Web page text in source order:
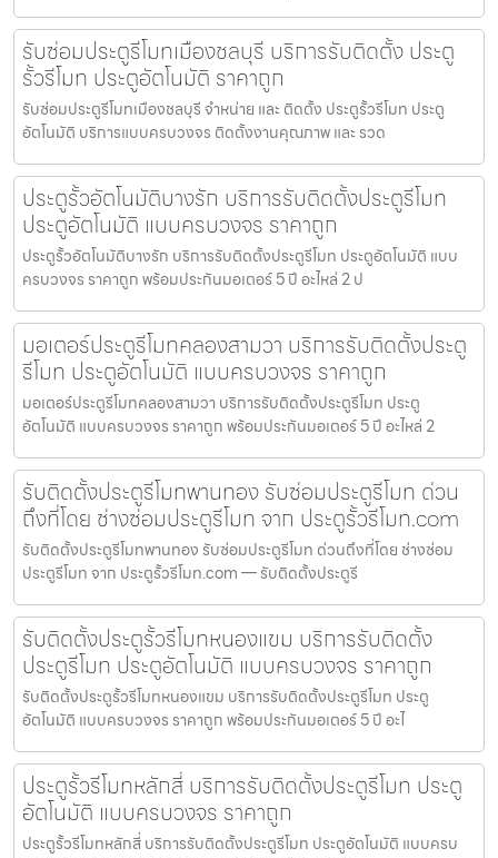
รับซ่อมประตูรีโมทเมืองชลบุรี บริการรับติดตั้ง ประตู
รั้วรีโมท ประตูอัตโนมัติ ราคาถูก
รับซ่อมประตูรีโมทเมืองชลบุรี จำหน่าย และ ติดตั้ง ประตูรั้วรีโมท ประตู
อัตโนมัติ บริการแบบครบวงจร ติดตั้งงานคุณภาพ และ รวด
ประตูรั้วอัตโนมัติบางรัก บริการรับติดตั้งประตูรีโมท
ประตูอัตโนมัติ แบบครบวงจร ราคาถูก
ประตูรั้วอัตโนมัติบางรัก บริการรับติดตั้งประตูรีโมท ประตูอัตโนมัติ แบบ
ครบวงจร ราคาถูก พร้อมประกันมอเตอร์ 5 ปี อะไหล่ 2 ป
มอเตอร์ประตูรีโมทคลองสามวา บริการรับติดตั้งประตู
รีโมท ประตูอัตโนมัติ แบบครบวงจร ราคาถูก
มอเตอร์ประตูรีโมทคลองสามวา บริการรับติดตั้งประตูรีโมท ประตู
อัตโนมัติ แบบครบวงจร ราคาถูก พร้อมประกันมอเตอร์ 5 ปี อะไหล่ 2
รับติดตั้งประตูรีโมทพานทอง รับซ่อมประตูรีโมท ด่วน
ถึงที่โดย ช่างซ่อมประตูรีโมท จาก ประตูรั้วรีโมท.com
รับติดตั้งประตูรีโมทพานทอง รับซ่อมประตูรีโมท ด่วนถึงที่โดย ช่างซ่อม
ประตูรีโมท จาก ประตูรั้วรีโมท.com — รับติดตั้งประตูรี
รับติดตั้งประตูรั้วรีโมทหนองแขม บริการรับติดตั้ง
ประตูรีโมท ประตูอัตโนมัติ แบบครบวงจร ราคาถูก
รับติดตั้งประตูรั้วรีโมทหนองแขม บริการรับติดตั้งประตูรีโมท ประตู
อัตโนมัติ แบบครบวงจร ราคาถูก พร้อมประกันมอเตอร์ 5 ปี อะไ
ประตูรั้วรีโมทหลักสี่ บริการรับติดตั้งประตูรีโมท ประตู
อัตโนมัติ แบบครบวงจร ราคาถูก
ประตูรั้วรีโมทหลักสี่ บริการรับติดตั้งประตูรีโมท ประตูอัตโนมัติ แบบครบ